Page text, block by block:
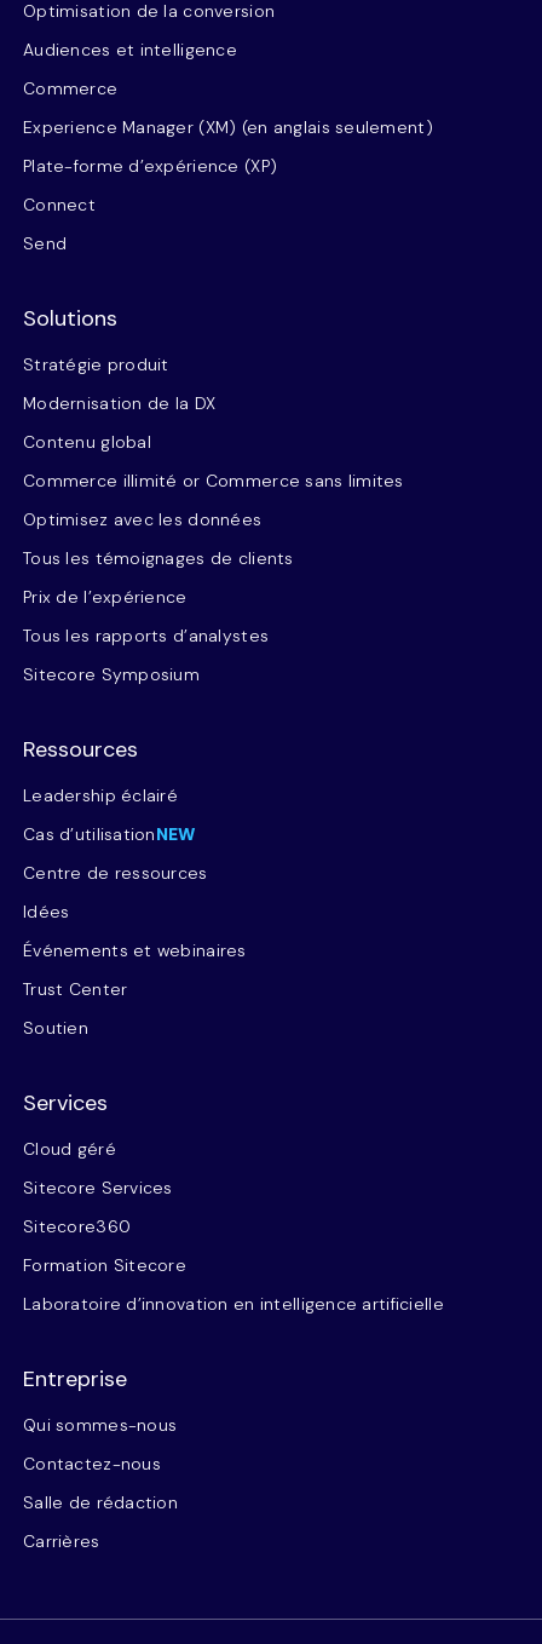
Optimisation de la conversion
Audiences et intelligence
Commerce
Experience Manager (XM) (en anglais seulement)
Plate-forme d’expérience (XP)
Connect
Send
Solutions
Stratégie produit
Modernisation de la DX
Contenu global
Commerce illimité or Commerce sans limites
Optimisez avec les données
Tous les témoignages de clients
Prix de l’expérience
Tous les rapports d’analystes
Sitecore Symposium
Ressources
Leadership éclairé
Cas d’utilisationNEW
Centre de ressources
Idées
Événements et webinaires
Trust Center
Soutien
Services
Cloud géré
Sitecore Services
Sitecore360
Formation Sitecore
Laboratoire d’innovation en intelligence artificielle
Entreprise
Qui sommes-nous
Contactez-nous
Salle de rédaction
Carrières